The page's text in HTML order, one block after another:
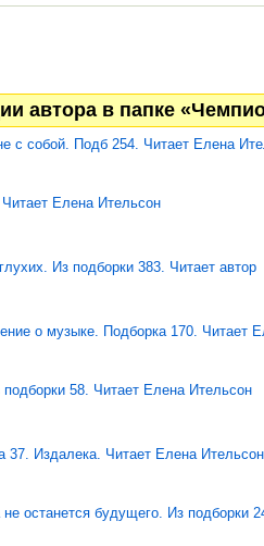
автора в папке
с собой. Подб 254. Читает Елена
Елена Ительсон
Из подборки 383. Читает автор
о музыке. Подборка 170. Читает
58. Читает Елена Ительсон
37. Издалека. Читает Елена Ительсон
останется будущего. Из подборки